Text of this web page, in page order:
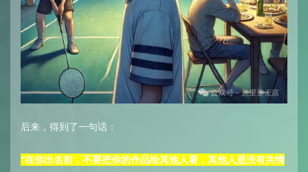
后来，得到了一句话：
“在你出名前，不要把你的作品给其他人看，其他人是没有共情